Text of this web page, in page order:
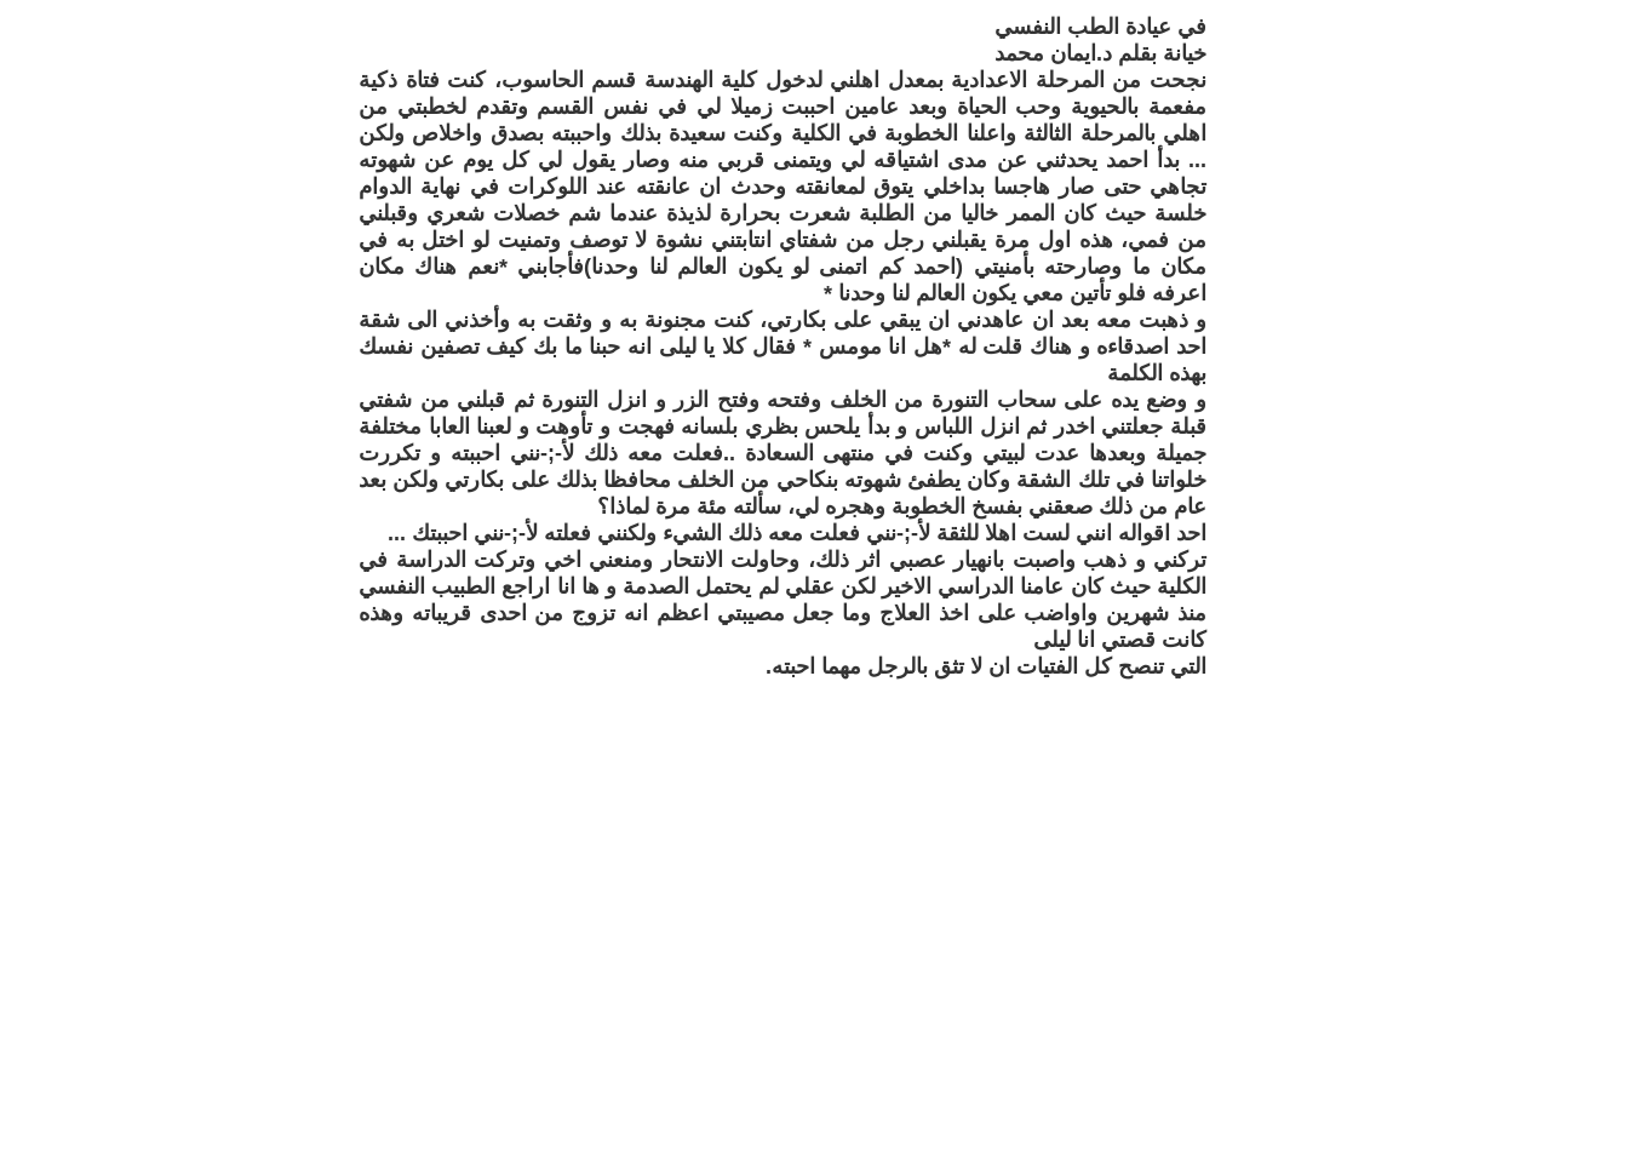
في عيادة الطب النفسي
خيانة بقلم د.ايمان محمد
نجحت من المرحلة الاعدادية بمعدل اهلني لدخول كلية الهندسة قسم الحاسوب، كنت فتاة ذكية
مفعمة بالحيوية وحب الحياة وبعد عامين احببت زميلا لي في نفس القسم وتقدم لخطبتي من
اهلي بالمرحلة الثالثة واعلنا الخطوبة في الكلية وكنت سعيدة بذلك واحببته بصدق واخلاص ولكن
... بدأ احمد يحدثني عن مدى اشتياقه لي ويتمنى قربي منه وصار يقول لي كل يوم عن شهوته
تجاهي حتى صار هاجسا بداخلي يتوق لمعانقته وحدث ان عانقته عند اللوكرات في نهاية الدوام
خلسة حيث كان الممر خاليا من الطلبة شعرت بحرارة لذيذة عندما شم خصلات شعري وقبلني
من فمي، هذه اول مرة يقبلني رجل من شفتاي انتابتني نشوة لا توصف وتمنيت لو اختل به في
مكان ما وصارحته بأمنيتي (احمد كم اتمنى لو يكون العالم لنا وحدنا)فأجابني *نعم هناك مكان
اعرفه فلو تأتين معي يكون العالم لنا وحدنا *
و ذهبت معه بعد ان عاهدني ان يبقي على بكارتي، كنت مجنونة به و وثقت به وأخذني الى شقة
احد اصدقاءه و هناك قلت له *هل انا مومس * فقال كلا يا ليلى انه حبنا ما بك كيف تصفين نفسك
بهذه الكلمة
و وضع يده على سحاب التنورة من الخلف وفتحه وفتح الزر و انزل التنورة ثم قبلني من شفتي
قبلة جعلتني اخدر ثم انزل اللباس و بدأ يلحس بظري بلسانه فهجت و تأوهت و لعبنا العابا مختلفة
جميلة وبعدها عدت لبيتي وكنت في منتهى السعادة ..فعلت معه ذلك ﻷ-;-نني احببته و تكررت
خلواتنا في تلك الشقة وكان يطفئ شهوته بنكاحي من الخلف محافظا بذلك على بكارتي ولكن بعد
عام من ذلك صعقني بفسخ الخطوبة وهجره لي، سألته مئة مرة لماذا؟
احد اقواله انني لست اهلا للثقة ﻷ-;-نني فعلت معه ذلك الشيء ولكنني فعلته ﻷ-;-نني احببتك ...
تركني و ذهب واصبت بانهيار عصبي اثر ذلك، وحاولت الانتحار ومنعني اخي وتركت الدراسة في
الكلية حيث كان عامنا الدراسي الاخير لكن عقلي لم يحتمل الصدمة و ها انا اراجع الطبيب النفسي
منذ شهرين واواضب على اخذ العلاج وما جعل مصيبتي اعظم انه تزوج من احدى قريباته وهذه
كانت قصتي انا ليلى
التي تنصح كل الفتيات ان لا تثق بالرجل مهما احبته.